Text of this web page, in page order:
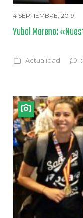
4 SEPTIEMBRE, 2019
Yubal Moreno:
Actualidad